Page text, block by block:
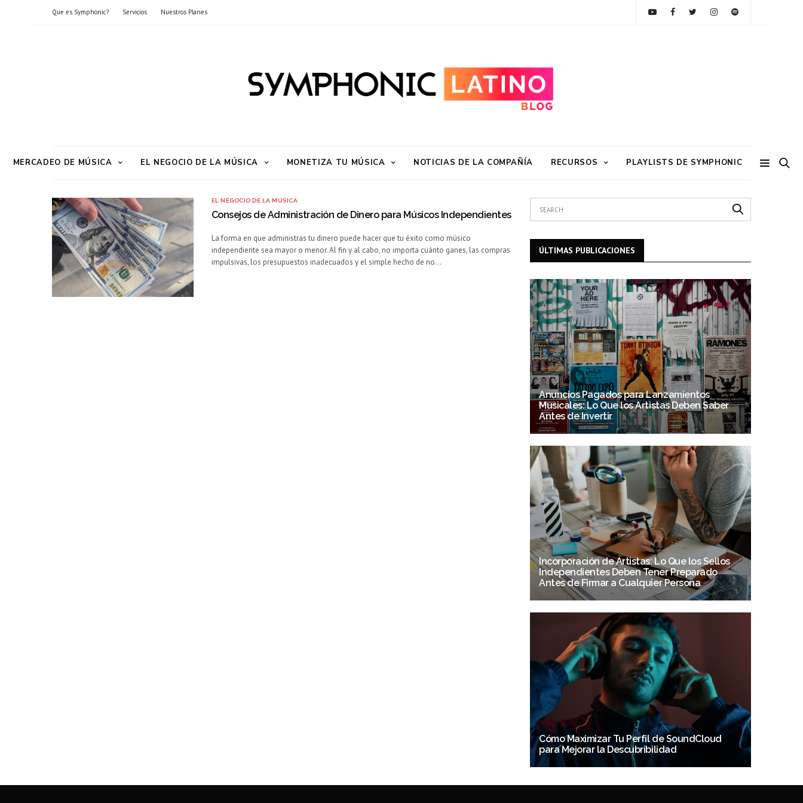
Que es Symphonic? Servicios Nuestros Planes
MERCADEO DE MÚSICA EL NEGOCIO DE LA MÚSICA MONETIZA TU MÚSICA NOTICIAS DE LA COMPAÑÍA RECURSOS PLAYLISTS DE SYMPHONIC
EL NEGOCIO DE LA MÚSICA
Consejos de Administración de Dinero para Músicos Independientes
La forma en que administras tu dinero puede hacer que tu éxito como músico
independiente sea mayor o menor. Al fin y al cabo, no importa cuánto ganes, las compras
impulsivas, los presupuestos inadecuados y el simple hecho de no…
ÚLTIMAS PUBLICACIONES
Anuncios Pagados para Lanzamientos
Musicales: Lo Que los Artistas Deben Saber
Antes de Invertir
Incorporación de Artistas: Lo Que los Sellos
Independientes Deben Tener Preparado
Antes de Firmar a Cualquier Persona
Cómo Maximizar Tu Perfil de SoundCloud
para Mejorar la Descubribilidad